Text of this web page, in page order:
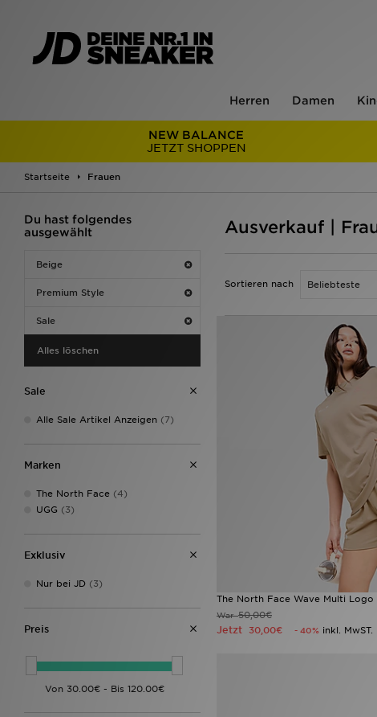
Herren Damen
NEW BALANCE
JETZT SHOPPEN
Startseite Frauen
Du hast folgendes
ausgewählt
Beige
Premium Style
Sale
Alles löschen
Sale
Alle Sale Artikel Anzeigen (7)
Marken
The North Face (4)
UGG (3)
Exklusiv
Nur bei JD (3)
Preis
Ausverkauf |
Sortieren nach
The North Face Wave Multi Logo
War50,00€
Jetzt 30,00€ - 40% inkl. MwST.